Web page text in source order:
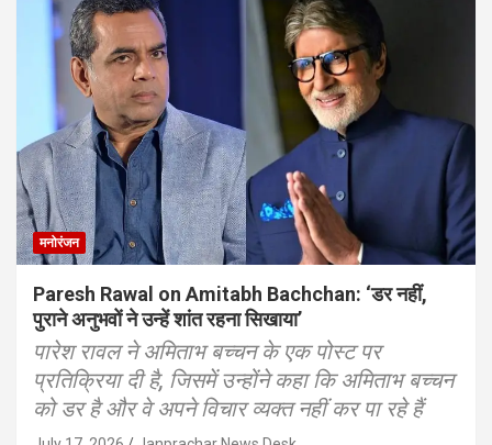
मनोरंजन
Paresh Rawal on Amitabh Bachchan: ‘डर नहीं,
पुराने अनुभवों ने उन्हें शांत रहना सिखाया’
पारेश रावल ने अमिताभ बच्चन के एक पोस्ट पर
प्रतिक्रिया दी है, जिसमें उन्होंने कहा कि अमिताभ बच्चन
को डर है और वे अपने विचार व्यक्त नहीं कर पा रहे हैं